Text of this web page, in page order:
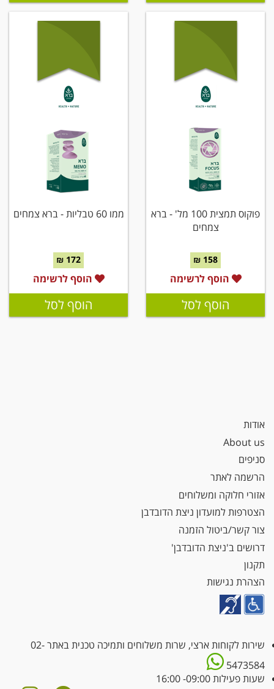
פוקוס תמצית 100 מל' - ברא
צמחים
158 ₪
הוסף לרשימה
הוסף לסל
ממו 60 טבליות - ברא צמחים
172 ₪
הוסף לרשימה
הוסף לסל
אודות
About us
סניפים
הרשמה לאתר
אזורי חלוקה ומשלוחים
הצטרפות למועדון ניצת הדובדבן
צור קשר/ביטול הזמנה
דרושים ב'ניצת הדובדבן'
תקנון
הצהרת נגישות
שירות לקוחות ארצי, שרות משלוחים ותמיכה טכנית באתר02-
5473584
שעות פעילות 09:00- 16:00